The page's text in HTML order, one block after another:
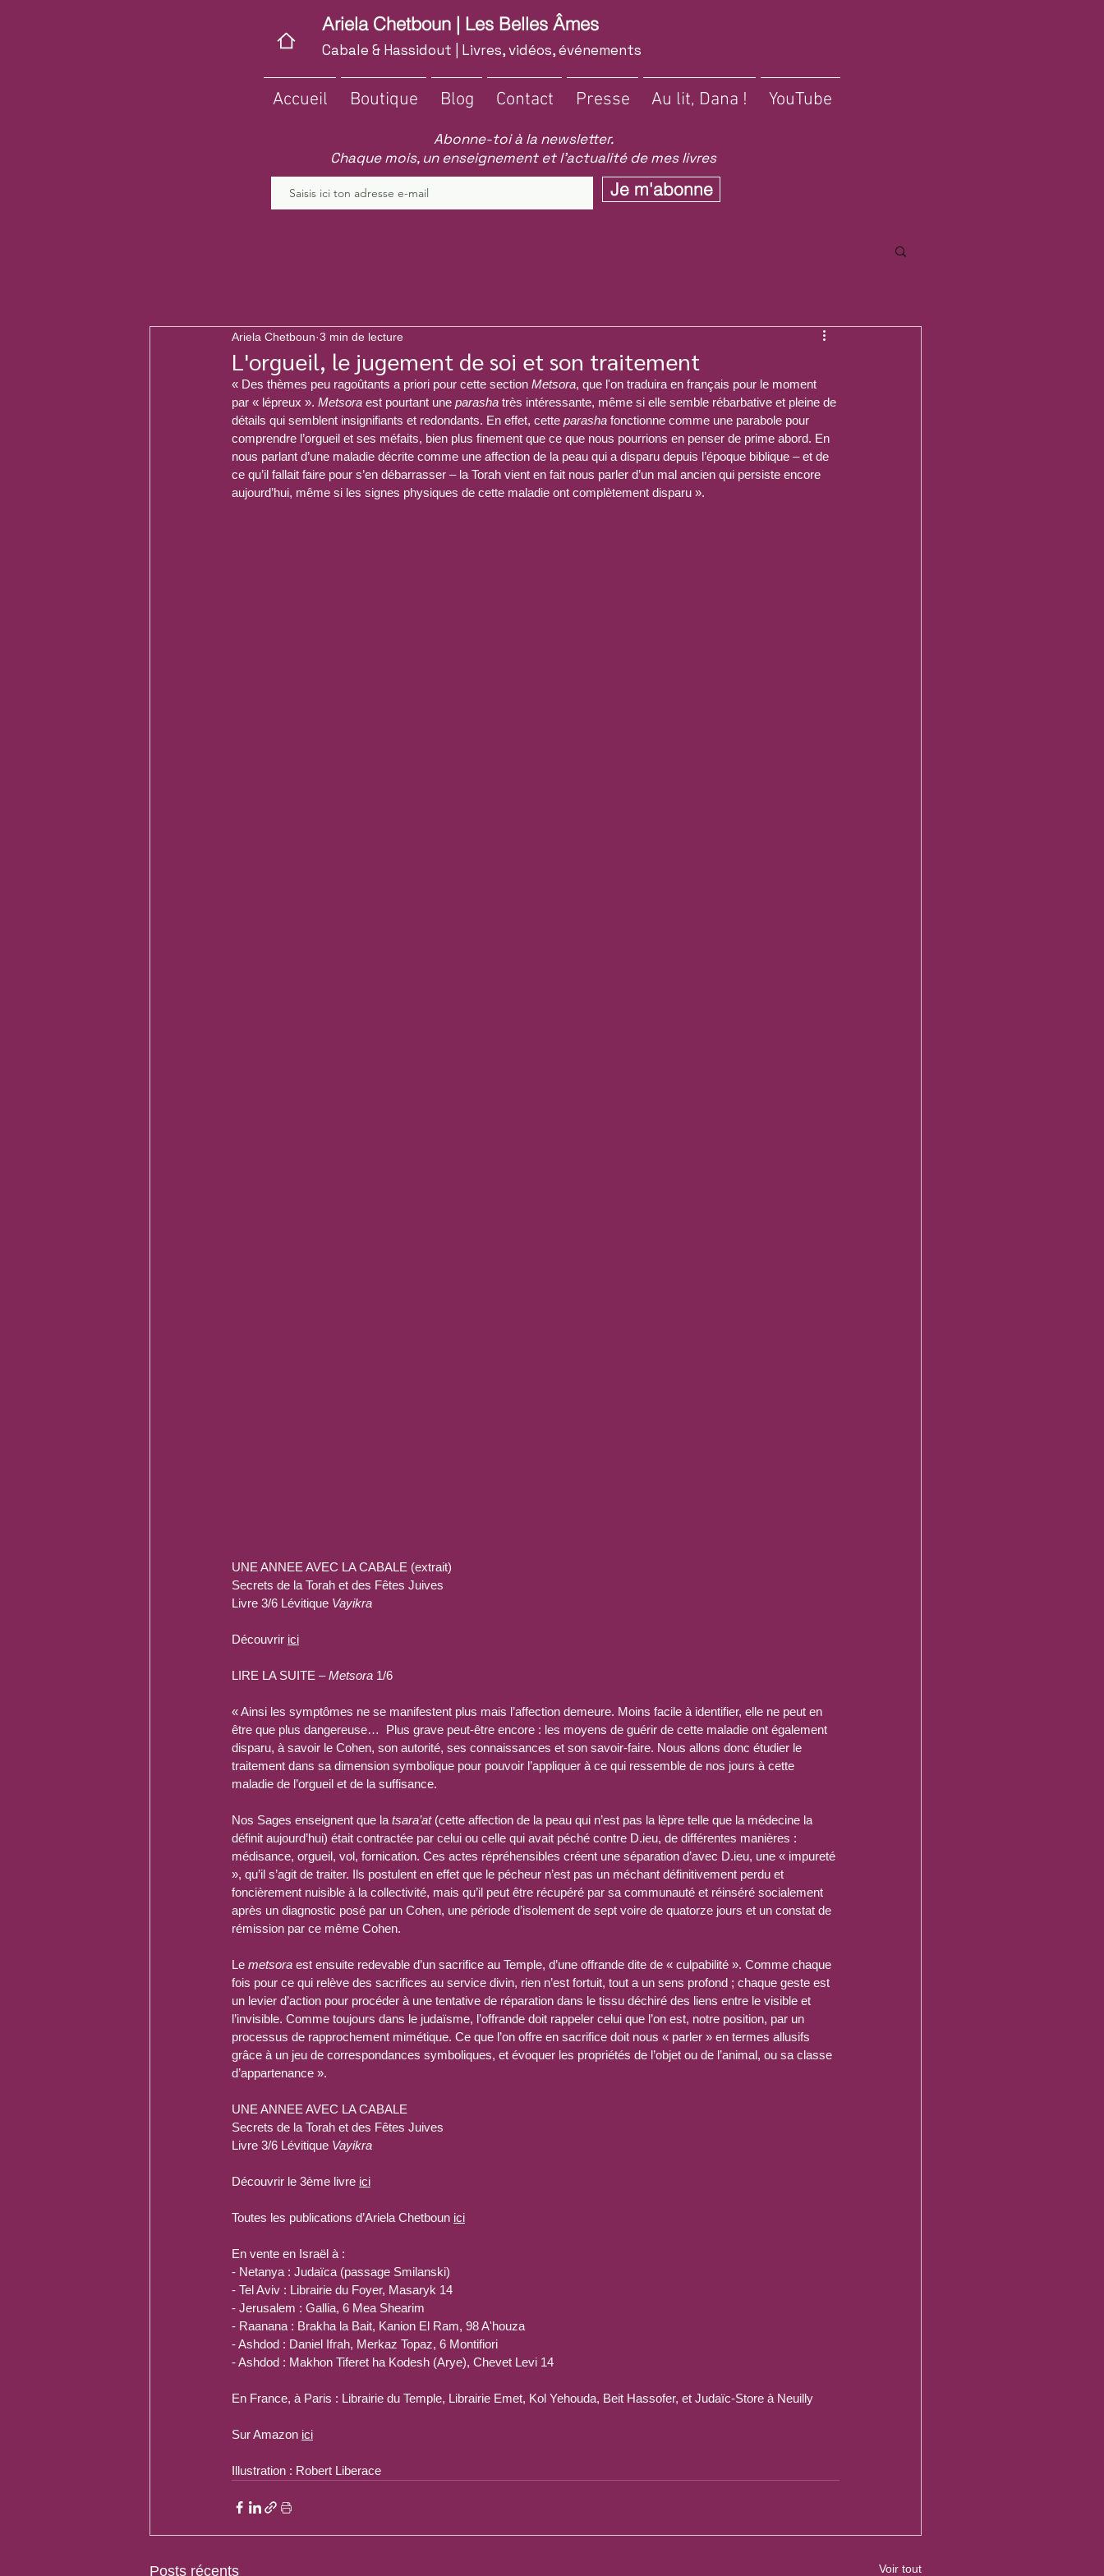
Ariela Chetboun | Les Belles Âmes
Cabale & Hassidout | Livres, vidéos, événements
Accueil Boutique Blog Contact Presse Au lit, Dana ! YouTube
Abonne-toi à la newsletter.
Chaque mois, un enseignement et l'actualité de mes livres
Je m'abonne
L'orgueil, le jugement de soi et son traitement
Ariela Chetboun 3 min de lecture
« Des thèmes peu ragoûtants a priori pour cette section Metsora, que l'on traduira en français pour le moment
par « lépreux ». Metsora est pourtant une parasha très intéressante, même si elle semble rébarbative et pleine de
détails qui semblent insignifiants et redondants. En effet, cette parasha fonctionne comme une parabole pour
comprendre l’orgueil et ses méfaits, bien plus finement que ce que nous pourrions en penser de prime abord. En
nous parlant d’une maladie décrite comme une affection de la peau qui a disparu depuis l’époque biblique – et de
ce qu’il fallait faire pour s’en débarrasser – la Torah vient en fait nous parler d’un mal ancien qui persiste encore
aujourd’hui, même si les signes physiques de cette maladie ont complètement disparu ».
UNE ANNEE AVEC LA CABALE (extrait)
Secrets de la Torah et des Fêtes Juives
Livre 3/6 Lévitique Vayikra
Découvrir ici
LIRE LA SUITE – Metsora 1/6
« Ainsi les symptômes ne se manifestent plus mais l’affection demeure. Moins facile à identifier, elle ne peut en
être que plus dangereuse…  Plus grave peut-être encore : les moyens de guérir de cette maladie ont également
disparu, à savoir le Cohen, son autorité, ses connaissances et son savoir-faire. Nous allons donc étudier le
traitement dans sa dimension symbolique pour pouvoir l’appliquer à ce qui ressemble de nos jours à cette
maladie de l’orgueil et de la suffisance.
Nos Sages enseignent que la tsara’at (cette affection de la peau qui n’est pas la lèpre telle que la médecine la
définit aujourd’hui) était contractée par celui ou celle qui avait péché contre D.ieu, de différentes manières :
médisance, orgueil, vol, fornication. Ces actes répréhensibles créent une séparation d’avec D.ieu, une « impureté
», qu’il s’agit de traiter. Ils postulent en effet que le pécheur n’est pas un méchant définitivement perdu et
foncièrement nuisible à la collectivité, mais qu’il peut être récupéré par sa communauté et réinséré socialement
après un diagnostic posé par un Cohen, une période d’isolement de sept voire de quatorze jours et un constat de
rémission par ce même Cohen.
Le metsora est ensuite redevable d’un sacrifice au Temple, d’une offrande dite de « culpabilité ». Comme chaque
fois pour ce qui relève des sacrifices au service divin, rien n’est fortuit, tout a un sens profond ; chaque geste est
un levier d’action pour procéder à une tentative de réparation dans le tissu déchiré des liens entre le visible et
l’invisible. Comme toujours dans le judaïsme, l’offrande doit rappeler celui que l’on est, notre position, par un
processus de rapprochement mimétique. Ce que l’on offre en sacrifice doit nous « parler » en termes allusifs
grâce à un jeu de correspondances symboliques, et évoquer les propriétés de l’objet ou de l’animal, ou sa classe
d’appartenance ».
UNE ANNEE AVEC LA CABALE
Secrets de la Torah et des Fêtes Juives
Livre 3/6 Lévitique Vayikra
Découvrir le 3ème livre ici
Toutes les publications d’Ariela Chetboun ici
En vente en Israël à :
- Netanya : Judaïca (passage Smilanski)
- Tel Aviv : Librairie du Foyer, Masaryk 14
- Jerusalem : Gallia, 6 Mea Shearim
- Raanana : Brakha la Bait, Kanion El Ram, 98 A'houza
- Ashdod : Daniel Ifrah, Merkaz Topaz, 6 Montifiori
- Ashdod : Makhon Tiferet ha Kodesh (Arye), Chevet Levi 14
En France, à Paris : Librairie du Temple, Librairie Emet, Kol Yehouda, Beit Hassofer, et Judaïc-Store à Neuilly
Sur Amazon ici
Illustration : Robert Liberace
Posts récents Voir tout